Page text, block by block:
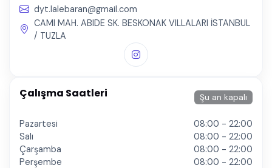
dyt.lalebaran@gmail.com
CAMI MAH. ABIDE SK. BESKONAK VILLALARI İSTANBUL
/ TUZLA
Çalışma Saatleri Şu an kapalı
Pazartesi
08:00 - 22:00
Salı
08:00 - 22:00
Çarşamba
08:00 - 22:00
Perşembe
08:00 - 22:00